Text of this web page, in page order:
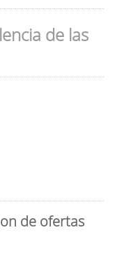
de las
de ofertas